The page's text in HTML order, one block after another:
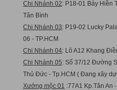
Chi Nhánh 02: P18-01 Bảy Hiền
Tân Bình
Chi Nhánh 03: P19-02 Lucky
06 - TP.HCM
Chi Nhánh 04: Lô A12 Khang
Chi Nhánh 05: Số 37/12 Đường
Thủ Đức - Tp.HCM ( Đang xây
Xưởng mộc 01 :77A1 Kp.Tân An